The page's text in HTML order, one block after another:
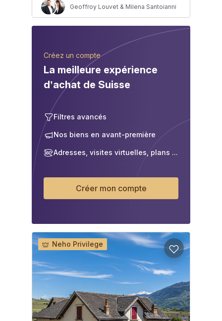
Geoffroy Louvet & Milena Santoianni
Créez un compte
La meilleure expérience
d’achat de Suisse
Filtres avancés
Nos biens en avant-première
Adresses, visites virtuelles, plans ...
Créer mon compte
Neho Privilege